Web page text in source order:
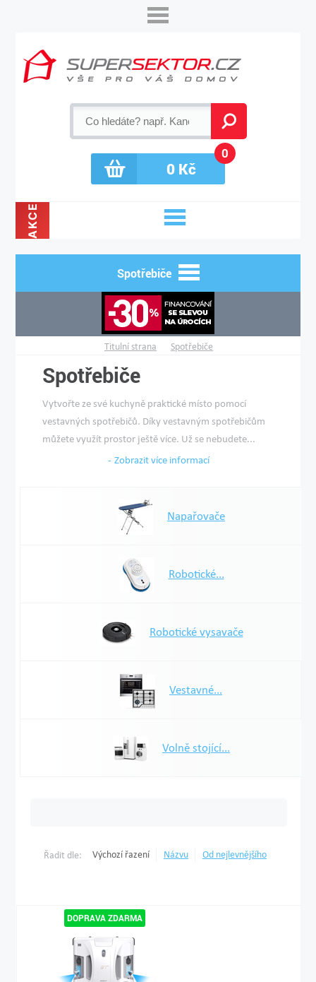
0Kč
0
AKCE
Spotřebiče
Titulní strana Spotřebiče
Spotřebiče
Vytvořte ze své kuchyně praktické místo pomocí
vestavných spotřebičů. Díky vestavným spotřebičům
můžete využít prostor ještě více. Už se nebudete...
Zobrazit více informací
Napařovače
Robotické...
Robotické vysavače
Vestavné...
Volně stojící...
Řadit dle: Výchozí řazení Názvu Od nejlevnějšího